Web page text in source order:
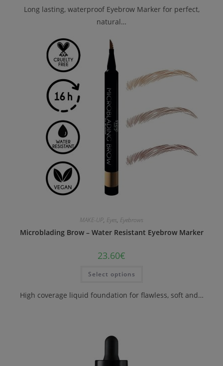
Long lasting, waterproof Eyebrow Marker for perfect,
natural…
MAKE-UP, Eyes, Eyebrows
Microblading Brow – Water Resistant Eyebrow Marker
23.60€
Select options
High coverage liquid foundation for flawless, soft and…